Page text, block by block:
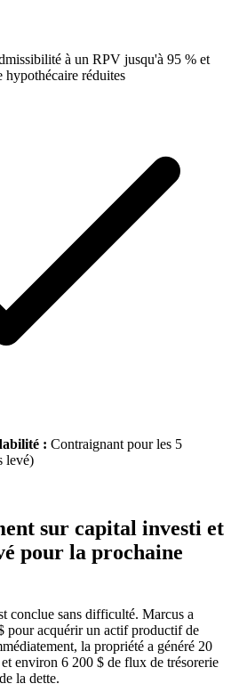
à un RPV jusqu'à 95 % et
hypothécaire réduites
: Contraignant pour les 5
levé)
sur capital investi et
pour la prochaine
conclue sans difficulté. Marcus a
pour acquérir un actif productif de
la propriété a généré 20
environ 6 200 $ de flux de trésorerie
la dette.